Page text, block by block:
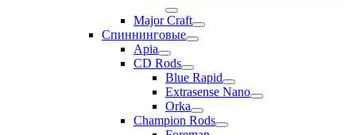
Major Craft
Спиннинговые
Apia
CD Rods
Blue Rapid
Extrasense Nano
Orka
Champion Rods